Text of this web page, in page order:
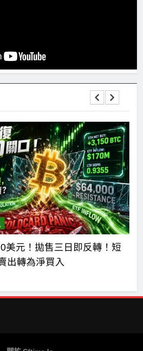
美元！拋售三日即反轉！短
出轉為淨買入